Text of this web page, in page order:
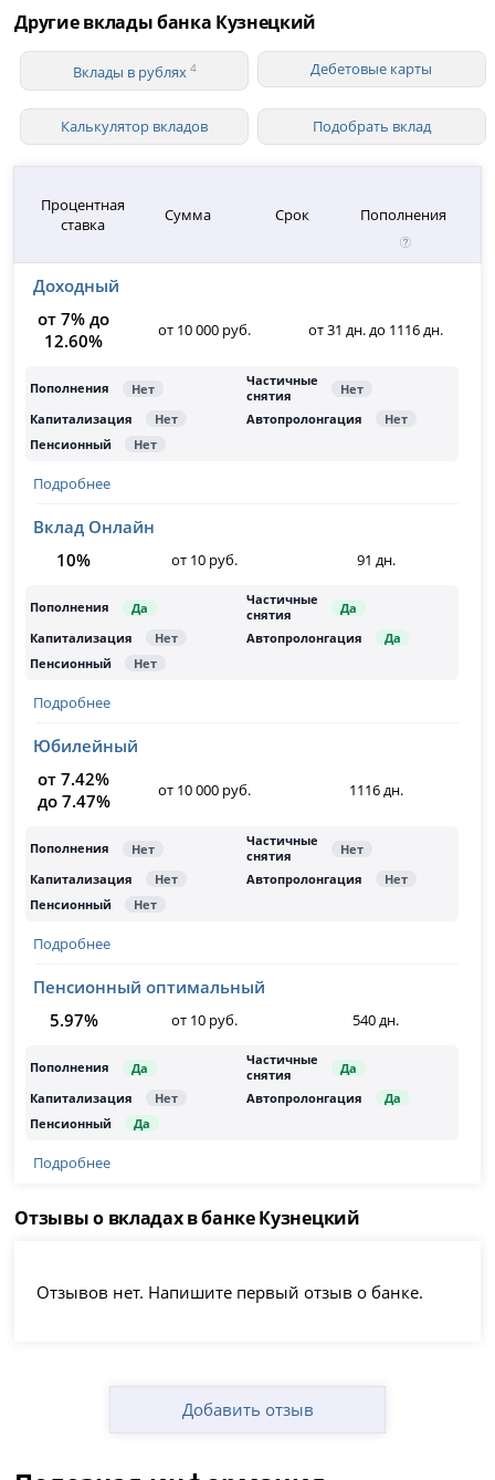
Другие вклады банка Кузнецкий
Вклады в рублях 4 Дебетовые карты
Калькулятор вкладов Подобрать вклад
Процентная
ставка
Сумма Срок Пополнения
Доходный
от 7% до
12.60%
от 10 000 руб. от 31 дн. до 1116 дн.
Подробнее
Вклад Онлайн
10%
от 10 руб. 91 дн.
Подробнее
Юбилейный
от 7.42%
до 7.47%
от 10 000 руб. 1116 дн.
Подробнее
Пенсионный оптимальный
5.97%
от 10 руб. 540 дн.
Подробнее
Отзывы о вкладах в банке Кузнецкий
Отзывов нет. Напишите первый отзыв о банке.
Добавить отзыв